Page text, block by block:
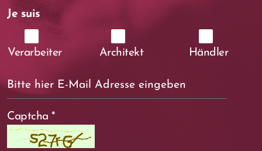
Je suis
Verarbeiter Architekt Händler
Captcha *